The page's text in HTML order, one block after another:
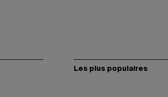
Les plus populaires